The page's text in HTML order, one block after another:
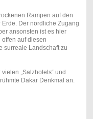
Rampen auf den
Der nördliche Zugang
ansonsten ist es hier
auf diesen
surreale Landschaft zu
„Salzhotels“ und
Dakar Denkmal an.